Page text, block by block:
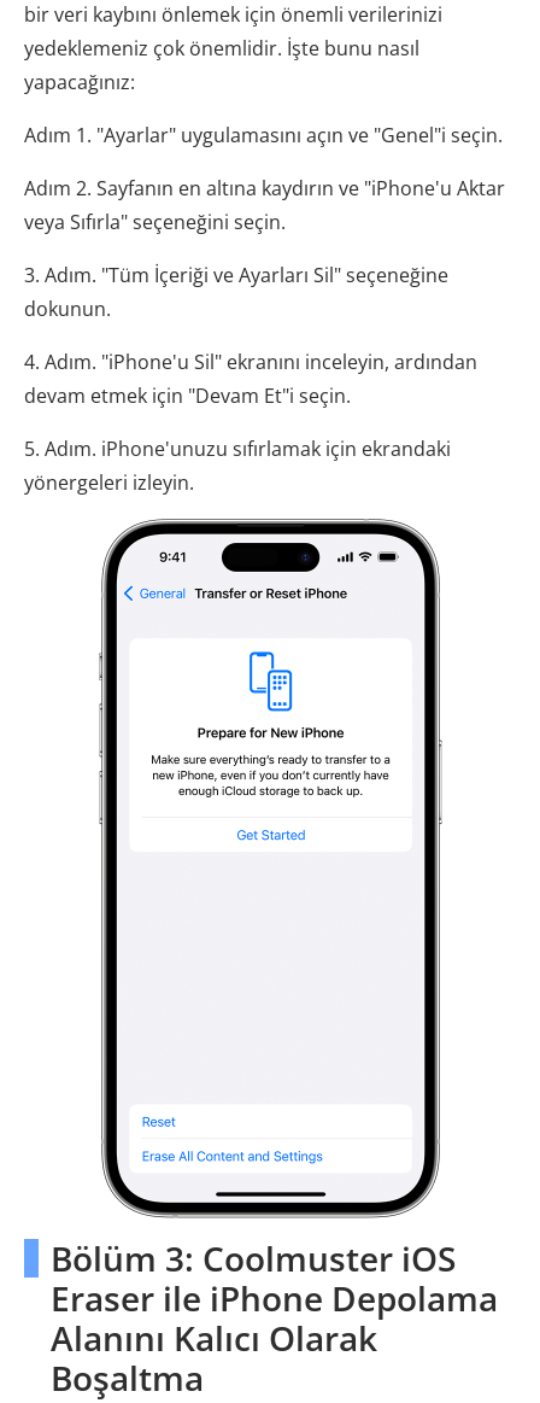
bir veri kaybını önlemek için önemli verilerinizi
yedeklemeniz çok önemlidir. İşte bunu nasıl
yapacağınız:
Adım 1. "Ayarlar" uygulamasını açın ve "Genel"i seçin.
Adım 2. Sayfanın en altına kaydırın ve "iPhone'u Aktar
veya Sıfırla" seçeneğini seçin.
3. Adım. "Tüm İçeriği ve Ayarları Sil" seçeneğine
dokunun.
4. Adım. "iPhone'u Sil" ekranını inceleyin, ardından
devam etmek için "Devam Et"i seçin.
5. Adım. iPhone'unuzu sıfırlamak için ekrandaki
yönergeleri izleyin.
Bölüm 3: Coolmuster iOS
Eraser ile iPhone Depolama
Alanını Kalıcı Olarak
Boşaltma